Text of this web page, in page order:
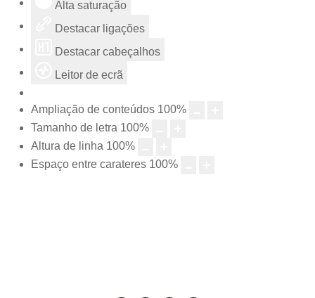
Alta saturação
Destacar ligações
Destacar cabeçalhos
Leitor de ecrã
Ampliação de conteúdos 100%
Tamanho de letra 100%
Altura de linha 100%
Espaço entre carateres 100%